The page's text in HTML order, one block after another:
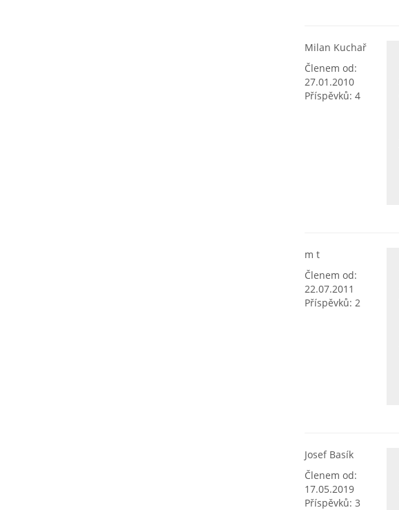
Milan Kuchař
Členem od:
27.01.2010
Příspěvků: 4
m t
Členem od:
22.07.2011
Příspěvků: 2
Josef Basík
Členem od:
17.05.2019
Příspěvků: 3